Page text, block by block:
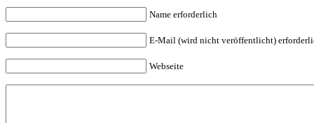
Name erforderlich
E-Mail (wird nicht veröffentlicht)
Webseite